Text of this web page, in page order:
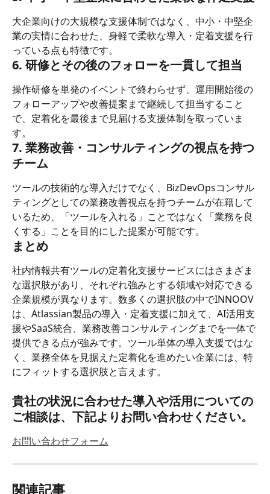
大企業向けの大規模な支援体制ではなく、中小・中堅企
業の実情に合わせた、身軽で柔軟な導入・定着支援を行
っている点も特徴です。
6. 研修とその後のフォローを一貫して担当
操作研修を単発のイベントで終わらせず、運用開始後の
フォローアップや改善提案まで継続して担当すること
で、定着化を最後まで見届ける支援体制を取っていま
す。
7. 業務改善・コンサルティングの視点を持つ
チーム
ツールの技術的な導入だけでなく、BizDevOpsコンサル
ティングとしての業務改善視点を持つチームが在籍して
いるため、「ツールを入れる」ことではなく「業務を良
くする」ことを目的にした提案が可能です。
まとめ
社内情報共有ツールの定着化支援サービスにはさまざま
な選択肢があり、それぞれ強みとする領域や対応できる
企業規模が異なります。数多くの選択肢の中でINNOOV
は、Atlassian製品の導入・定着支援に加えて、AI活用支
援やSaaS統合、業務改善コンサルティングまでを一体で
提供できる点が強みです。ツール単体の導入支援ではな
く、業務全体を見据えた定着化を進めたい企業には、特
にフィットする選択肢と言えます。
貴社の状況に合わせた導入や活用についての
ご相談は、下記よりお問い合わせください。
お問い合わせフォーム
関連記事